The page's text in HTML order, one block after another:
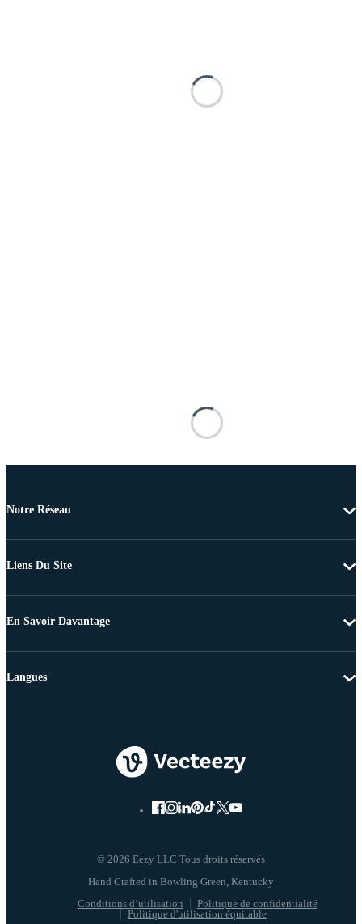
Notre Réseau
Liens Du Site
En Savoir Davantage
© 2026 Eezy LLC Tous droits réservés
Conditions d’utilisation
Politique de confidentialité
Politique d'utilisation équitable
Langues